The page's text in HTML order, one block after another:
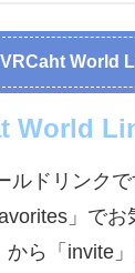
VRCaht World
World
ルドリンクで
」で
から「invite